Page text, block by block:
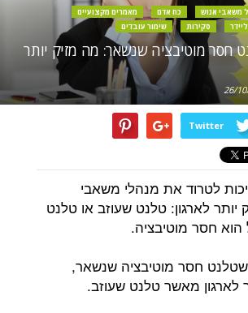
משאבי אנוש כח אדם
מאמרים מקצועיים
סקירות שימור עובדים
חסר מוטיבציה שנשאר: מה מזיק יותר
26/
Twitter
לטרוד את מנהלי משאבי
לארגון: טלנט שעוזב או טלנט
חסר מוטיבציה.
חסר מוטיבציה שנשאר,
לארגון מאשר טלנט שעוזב.